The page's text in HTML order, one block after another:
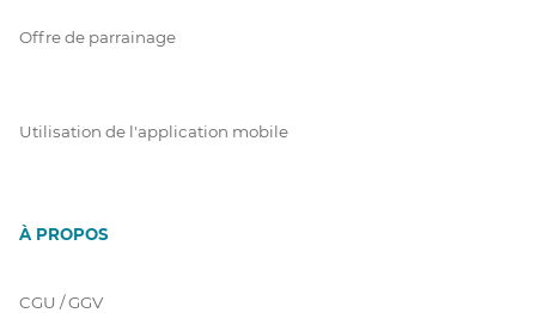
Offre de parrainage
Utilisation de l'application mobile
À PROPOS
CGU / GGV